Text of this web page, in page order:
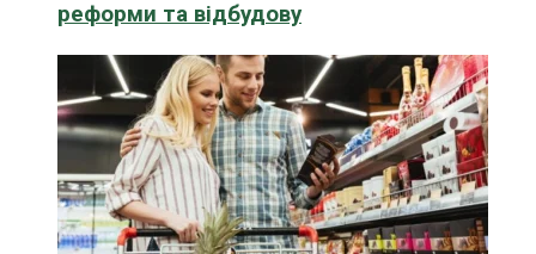
реформи та відбудову